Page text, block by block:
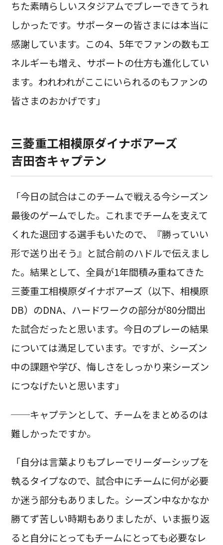
ちた素晴らしいスタジアムでプレーできてうれ
しかったです。サポーターの皆さまには本当に
感謝しています。この4、5年でファンの数もエ
ネルギーも増え、サポートの仕方も進化してい
ます。われわれがここにいられるのもファンの
皆さまのおかげです」
三菱重工相模原ダイナボアーズ
吉田杏キャプテン
「今日の試合はこのチームで戦える今シーズン
最後のゲームでした。これまでチームを支えて
くれた退団する選手もいたので、『勝っていい
形で送り出そう』と試合前のハドルで伝えまし
た。結果として、全員が1年間積み重ねてきた
三菱重工相模原ダイナボアーズ（以下、相模原
DB）のDNA、ハードワークの部分が80分間出
た試合だったと思います。今日のプレーの結果
については満足しています。ですが、シーズン
中の課題や学び、悔しさをしっかり来シーズン
につなげたいと思います」
──キャプテンとして、チームをまとめるのは
難しかったですか。
「自分は言葉よりもプレーでリーダーシップを
執るタイプなので、試合中にチームに何が必要
か迷う部分もありました。シーズン中なかなか
勝てず苦しい時期もありましたが、いま振り返
ると自分にとってもチームにとっても必要なレ